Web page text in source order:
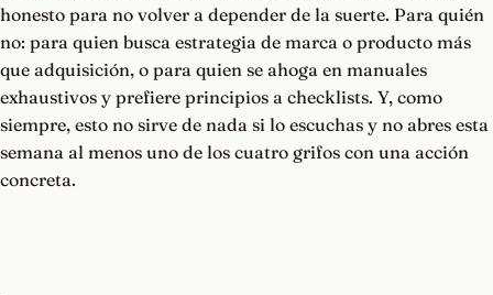
honesto para no volver a depender de la suerte. Para quién
no: para quien busca estrategia de marca o producto más
que adquisición, o para quien se ahoga en manuales
exhaustivos y prefiere principios a checklists. Y, como
siempre, esto no sirve de nada si lo escuchas y no abres esta
semana al menos uno de los cuatro grifos con una acción
concreta.